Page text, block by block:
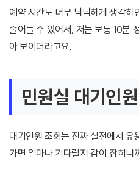
예약 시간도 너무 넉넉하게 생각
줄어들 수 있어서, 저는 보통 10분
아 보이더라고요.
민원실 대기인
대기인원 조회는 진짜 실전에서 유
가면 얼마나 기다릴지 감이 잡히니